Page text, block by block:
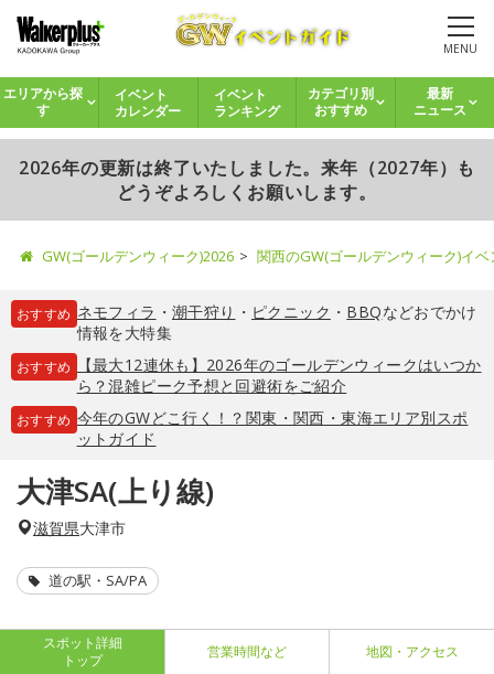
MENU
エリアから探
す
イベント
カレンダー
イベント
ランキング
カテゴリ別
おすすめ
最新
ニュース
2026年の更新は終了いたしました。来年（2027年）も
どうぞよろしくお願いします。
GW(ゴールデンウィーク)2026 関西のGW(ゴールデンウィーク)イ
おすすめ ネモフィラ ・ 潮干狩り ・ ピクニック ・ BBQなどおでかけ
情報を大特集
おすすめ
【最大12連休も】2026年のゴールデンウィークはいつか
ら？混雑ピーク予想と回避術をご紹介
おすすめ 今年のGWどこ行く！？関東・関西・東海エリア別スポ
ットガイド
大津SA(上り線)
滋賀県大津市
道の駅・SA/PA
スポット詳細
トップ
営業時間など 地図・アクセス